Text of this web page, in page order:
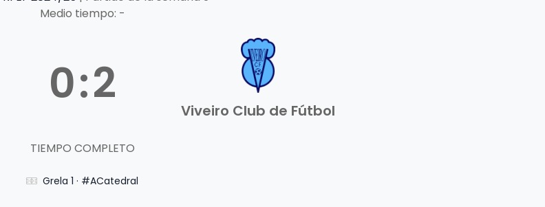
Medio tiempo: -
0:2 Viveiro Club de Fútbol
TIEMPO COMPLETO
Grela 1 · #ACatedral